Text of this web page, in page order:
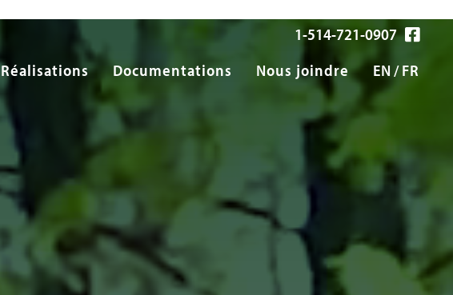
Réalisations Documentations Nous joindre EN FR
1-514-721-0907